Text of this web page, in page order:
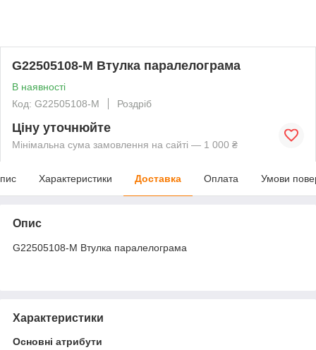
G22505108-M Втулка паралелограма
В наявності
Код: G22505108-M
Роздріб
Ціну уточнюйте
Мінімальна сума замовлення на сайті — 1 000 ₴
Характеристики Доставка Оплата Умови
Опис
G22505108-M Втулка паралелограма
Характеристики
Основні атрибути